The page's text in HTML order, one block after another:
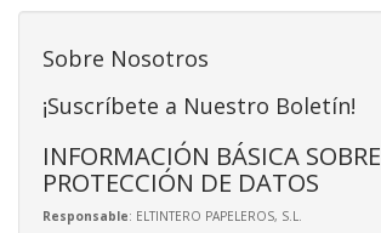
Sobre Nosotros
¡Suscríbete a Nuestro Boletín!
INFORMACIÓN BÁSICA SOBRE
PROTECCIÓN DE DATOS
Responsable: ELTINTERO PAPELEROS, S.L.